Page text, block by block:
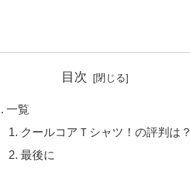
目次
一覧
クールコアＴシャツ！の評判は？
最後に